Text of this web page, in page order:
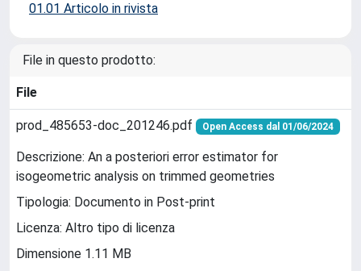
01.01 Articolo in rivista
File in questo prodotto:
File
prod_485653-doc_201246.pdf Open Access dal 01/06/2024
Descrizione: An a posteriori error estimator for
isogeometric analysis on trimmed geometries
Tipologia: Documento in Post-print
Licenza: Altro tipo di licenza
Dimensione 1.11 MB